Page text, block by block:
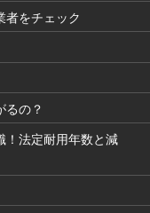
者をチェック
るの？
！法定耐用年数と減